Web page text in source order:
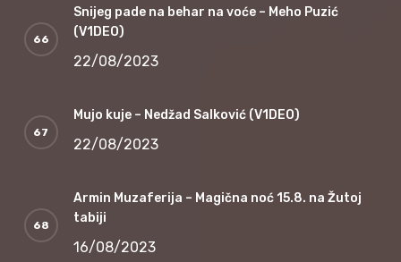
Snijeg pade na behar na voće – Meho Puzić
(V1DEO)
22/08/2023
Mujo kuje – Nedžad Salković (V1DEO)
22/08/2023
Armin Muzaferija – Magična noć 15.8. na Žutoj
tabiji
16/08/2023